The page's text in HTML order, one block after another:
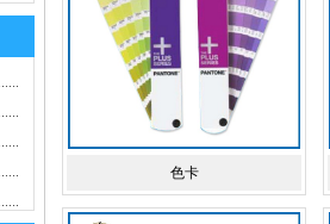
色卡